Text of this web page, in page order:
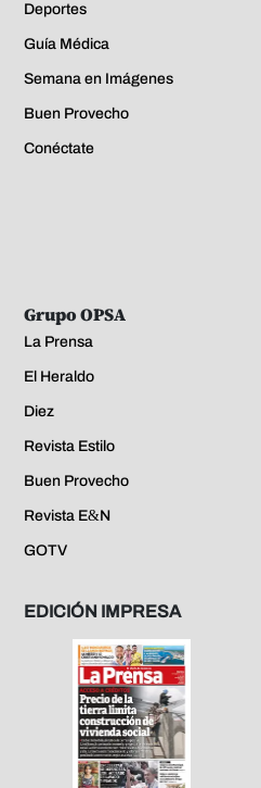
Deportes
Guía Médica
Semana en Imágenes
Buen Provecho
Conéctate
Grupo OPSA
La Prensa
El Heraldo
Diez
Revista Estilo
Buen Provecho
Revista E&N
GOTV
EDICIÓN IMPRESA